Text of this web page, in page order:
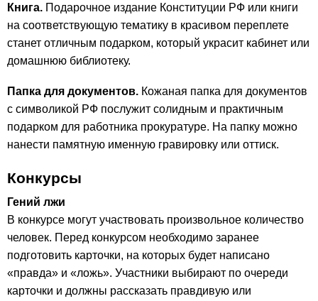
Книга. Подарочное издание Конституции РФ или книги
на соответствующую тематику в красивом переплете
станет отличным подарком, который украсит кабинет или
домашнюю библиотеку.
Папка для документов. Кожаная папка для документов
с символикой РФ послужит солидным и практичным
подарком для работника прокуратуре. На папку можно
нанести памятную именную гравировку или оттиск.
Конкурсы
Гений лжи
В конкурсе могут участвовать произвольное количество
человек. Перед конкурсом необходимо заранее
подготовить карточки, на которых будет написано
«правда» и «ложь». Участники выбирают по очереди
карточки и должны рассказать правдивую или